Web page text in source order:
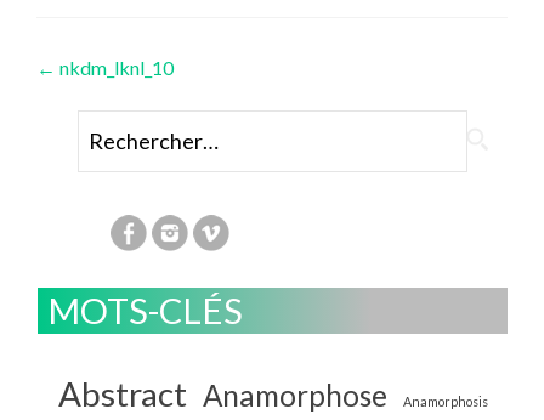
Navigation
des
articles
← nkdm_lknl_10
MOTS-CLÉS
Abstract Anamorphose Anamorphosis